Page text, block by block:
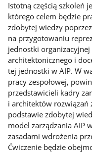
Istotną częścią szkoleń
którego celem będzie
zdobytej wiedzy
na przygotowaniu
jednostki
architektonicznego i
tej jednostki w AIP. W
pracy zespołowej,
przedstawicieli kadry
i architektów rozwiązań
podstawie zdobytej
model zarządzania AIP
zasadami wdrożenia
Ćwiczenie będzie